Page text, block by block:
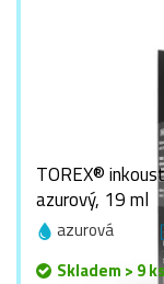
TOREX®
azurový, 19 ml
azurová
Skladem > 9